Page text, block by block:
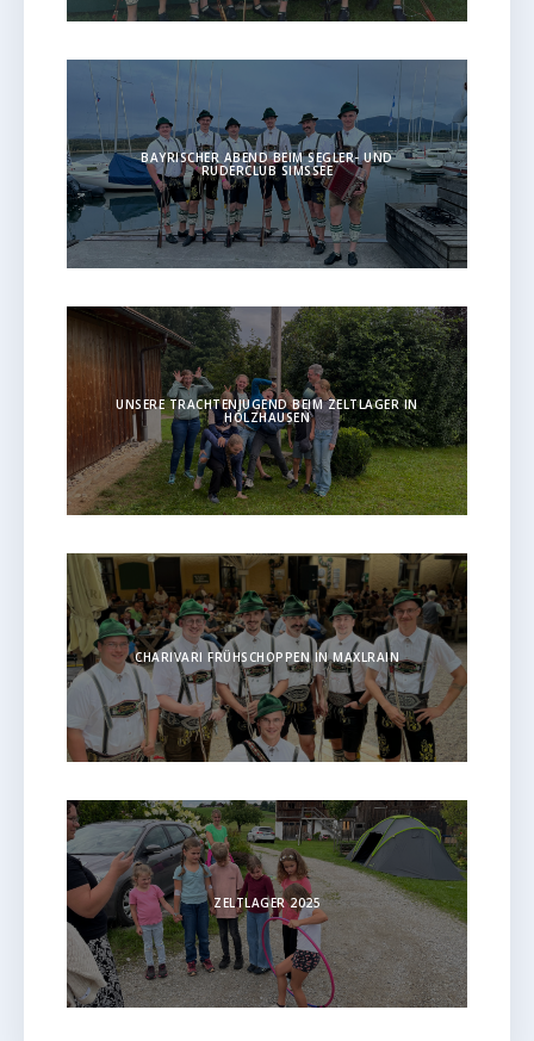
BAYRISCHER ABEND BEIM SEGLER- UND
RUDERCLUB SIMSSEE
UNSERE TRACHTENJUGEND BEIM ZELTLAGER IN
HOLZHAUSEN
CHARIVARI FRÜHSCHOPPEN IN MAXLRAIN
ZELTLAGER 2025